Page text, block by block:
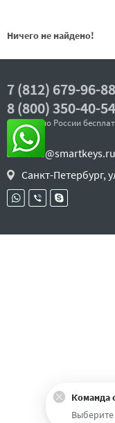
Ничего не найдено!
7 (812) 679-96-88
8 (800) 350-40-54
- звонок по России
sales@smartkeys.ru
Санкт-Петербург,
Команда
Выберите